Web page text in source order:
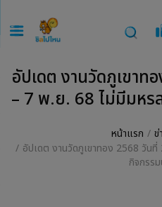
อัปเดต งานวัดภูเขา
– 7 พ.ย. 68 ไม่มีมหร
หน้าแรก
ข่
อัปเดต งานวัดภูเขาทอง 2568 วัน
กิจกรร